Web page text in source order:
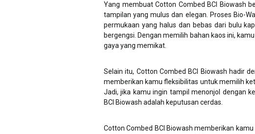
Yang membuat Cotton Combed BCI Biowash
tampilan yang mulus dan elegan. Proses Bio-
permukaan yang halus dan bebas dari bulu
bergengsi. Dengan memilih bahan kaos ini,
gaya yang memikat.
Selain itu, Cotton Combed BCI Biowash hadir
memberikan kamu fleksibilitas untuk memilih
Jadi, jika kamu ingin tampil menonjol dengan
BCI Biowash adalah keputusan cerdas.
Cotton Combed BCI Biowash memberikan